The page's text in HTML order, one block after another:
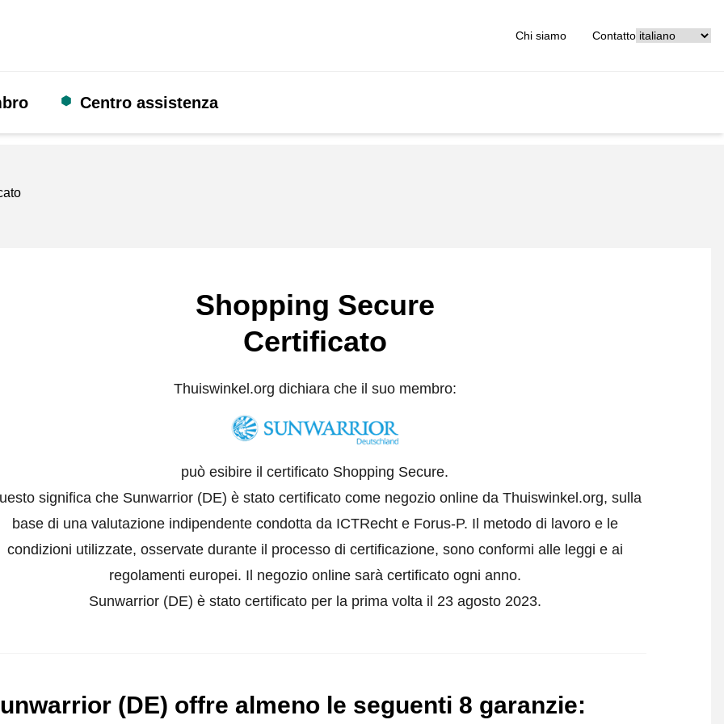
Chi siamo Contatto
Centro assistenza
Shopping Secure
Certificato
Thuiswinkel.org dichiara che il suo membro:
può esibire il certificato Shopping Secure.
significa che Sunwarrior (DE) è stato certificato come negozio online da Thuiswinkel.org, sulla
base di una valutazione indipendente condotta da ICTRecht e Forus-P. Il metodo di lavoro e le
condizioni utilizzate, osservate durante il processo di certificazione, sono conformi alle leggi e ai
regolamenti europei. Il negozio online sarà certificato ogni anno.
Sunwarrior (DE) è stato certificato per la prima volta il 23 agosto 2023.
(DE) offre almeno le seguenti 8 garanzie: